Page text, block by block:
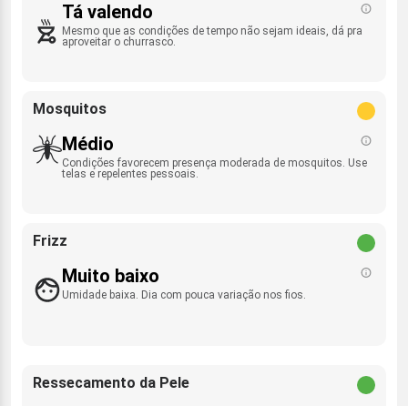
Tá valendo
Mesmo que as condições de tempo não sejam ideais, dá pra
aproveitar o churrasco.
Mosquitos
Médio
Condições favorecem presença moderada de mosquitos. Use
telas e repelentes pessoais.
Frizz
Muito baixo
Umidade baixa. Dia com pouca variação nos fios.
Ressecamento da Pele